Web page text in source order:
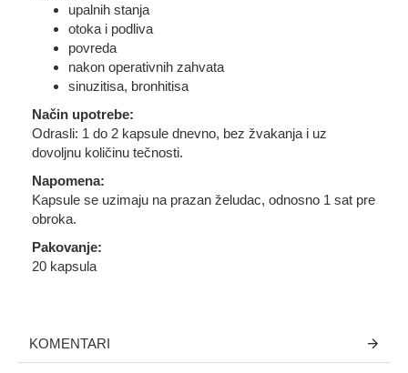
upalnih stanja
otoka i podliva
povreda
nakon operativnih zahvata
sinuzitisa, bronhitisa
Način upotrebe:
Odrasli: 1 do 2 kapsule dnevno, bez žvakanja i uz
dovoljnu količinu tečnosti.
Napomena:
Kapsule se uzimaju na prazan želudac, odnosno 1 sat pre
obroka.
Pakovanje:
20 kapsula
KOMENTARI